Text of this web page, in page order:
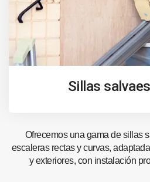
Sillas
Ofrecemos una gama de sillas
escaleras rectas y curvas,
y exteriores, con instalación